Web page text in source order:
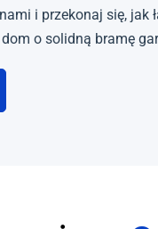
i przekonaj się, jak
o solidną bramę